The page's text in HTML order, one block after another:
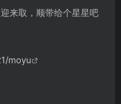
来取，顺带给个星星吧
moyu